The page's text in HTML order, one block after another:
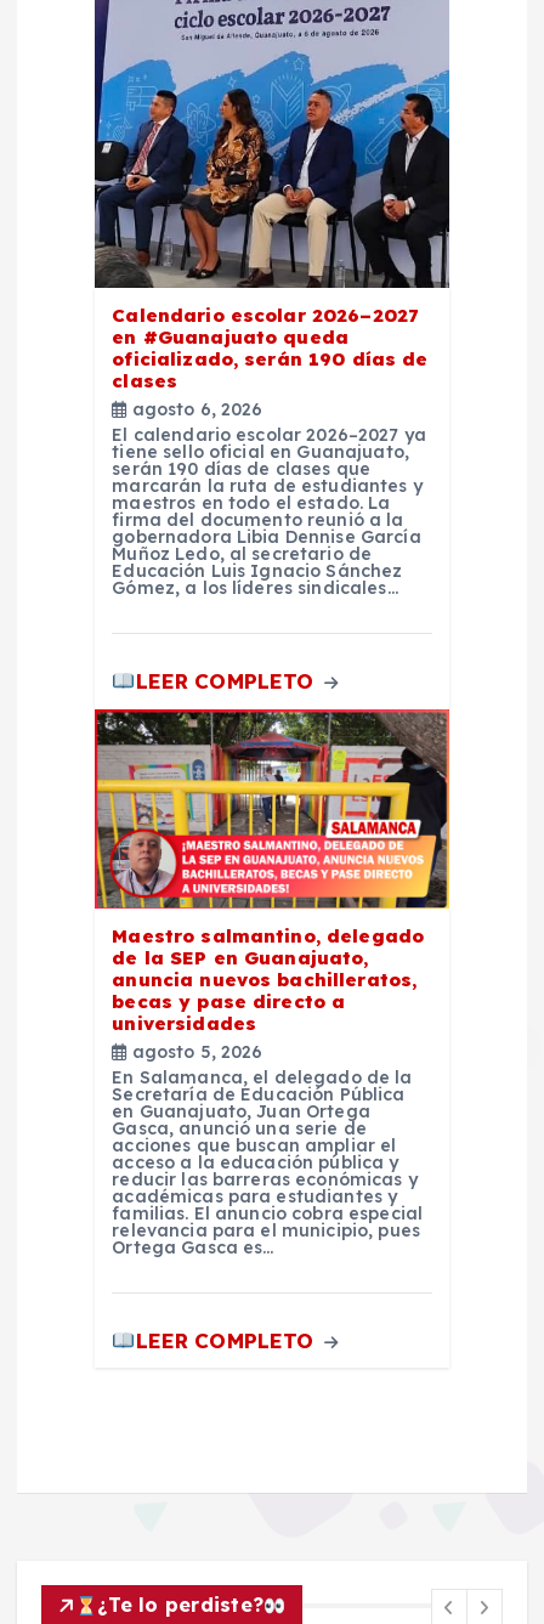
Calendario escolar 2026–2027
en #Guanajuato queda
oficializado, serán 190 días de
clases
agosto 6, 2026
El calendario escolar 2026–2027 ya
tiene sello oficial en Guanajuato,
serán 190 días de clases que
marcarán la ruta de estudiantes y
maestros en todo el estado. La
firma del documento reunió a la
gobernadora Libia Dennise García
Muñoz Ledo, al secretario de
Educación Luis Ignacio Sánchez
Gómez, a los líderes sindicales…
LEER COMPLETO
Maestro salmantino, delegado
de la SEP en Guanajuato,
anuncia nuevos bachilleratos,
becas y pase directo a
universidades
agosto 5, 2026
En Salamanca, el delegado de la
Secretaría de Educación Pública
en Guanajuato, Juan Ortega
Gasca, anunció una serie de
acciones que buscan ampliar el
acceso a la educación pública y
reducir las barreras económicas y
académicas para estudiantes y
familias. El anuncio cobra especial
relevancia para el municipio, pues
Ortega Gasca es…
LEER COMPLETO
¿Te lo perdiste?